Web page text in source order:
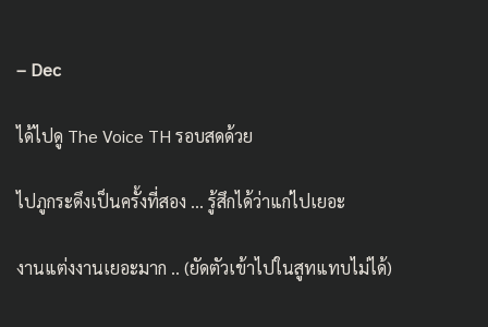
– Dec
ได้ไปดู The Voice TH รอบสดด้วย
ไปภูกระดึงเป็นครั้งที่สอง … รู้สึกได้ว่าแก่ไปเยอะ
งานแต่งงานเยอะมาก .. (ยัดตัวเข้าไปในสูทแทบไม่ได้)